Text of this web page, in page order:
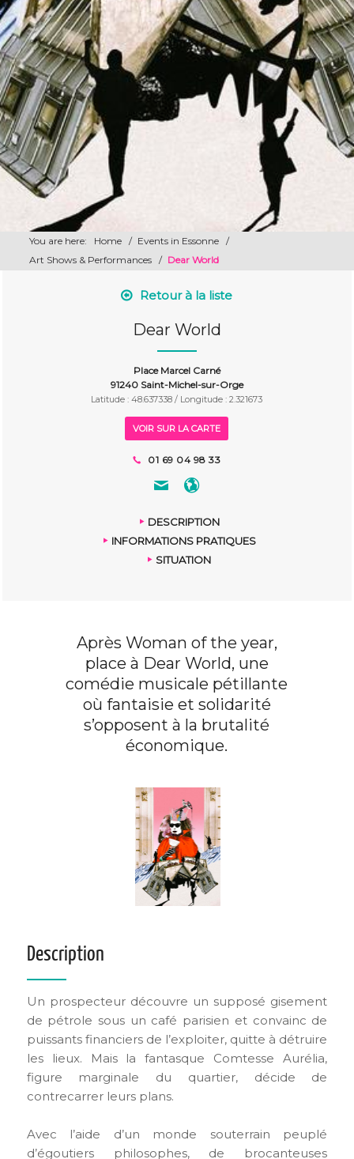
You are here: Home / Events in Essonne
/
Art Shows & Performances
/ Dear World
Retour à la liste
Dear World
Place Marcel Carné
91240 Saint-Michel-sur-Orge
Latitude : 48.637338 / Longitude : 2.321673
VOIR SUR LA CARTE
01 69 04 98 33
DESCRIPTION
INFORMATIONS PRATIQUES
SITUATION
Après Woman of the year,
place à Dear World, une
comédie musicale pétillante
où fantaisie et solidarité
s’opposent à la brutalité
économique.
Description
Un prospecteur découvre un supposé gisement
de pétrole sous un café parisien et convainc de
puissants financiers de l’exploiter, quitte à détruire
les lieux. Mais la fantasque Comtesse Aurélia,
figure marginale du quartier, décide de
contrecarrer leurs plans.
Avec l’aide d’un monde souterrain peuplé
d’égoutiers philosophes, de brocanteuses